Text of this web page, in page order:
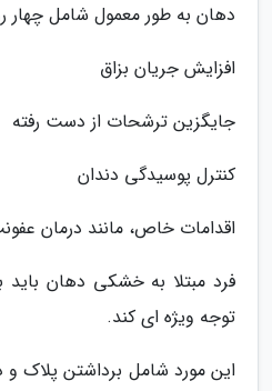
دهان به طور معمول شامل
افزایش جریان بزاق
جایگزین ترشحات از دست رفته
کنترل پوسیدگی دندان
اقدامات خاص، مانند درمان
فرد مبتلا به خشکی دهان
توجه ویژه ای کند.
این مورد شامل برداشتن پلاک و